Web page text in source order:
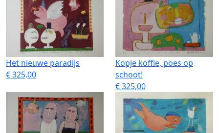
Het nieuwe paradijs
€ 325,00
Kopje koffie, poes op
schoot!
€ 325,00